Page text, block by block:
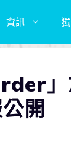
資訊
」
開